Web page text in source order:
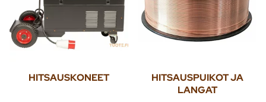
HITSAUSKONEET
HITSAUSPUIKOT JA
LANGAT